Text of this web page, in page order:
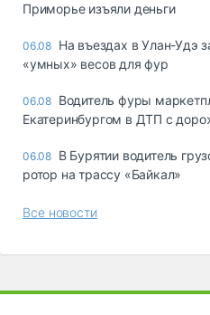
Приморье изъяли деньги
06.08 Ha въeздax в Улaн-Удэ
«yмныx» вecoв для фyp
06.08 Водитель фуры
Екатеринбургом в ДТП с
06.08 В Бурятии водитель
ротор на трассу «Байкал»
Все новости